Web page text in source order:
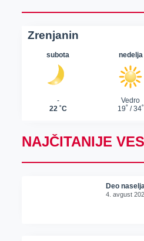
NAJČITANIJE
Deo
4. avgust